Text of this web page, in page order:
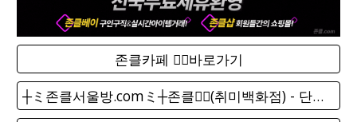
존클카페 ❤️‍🔥바로가기
┼ミ존클서울방.comミ┼존클❤️‍🔥(취미백화점) - 단톡방